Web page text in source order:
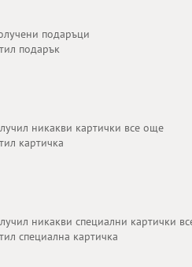
подаръци
подарък
никакви картички все още
картичка
никакви специални картички
специална картичка